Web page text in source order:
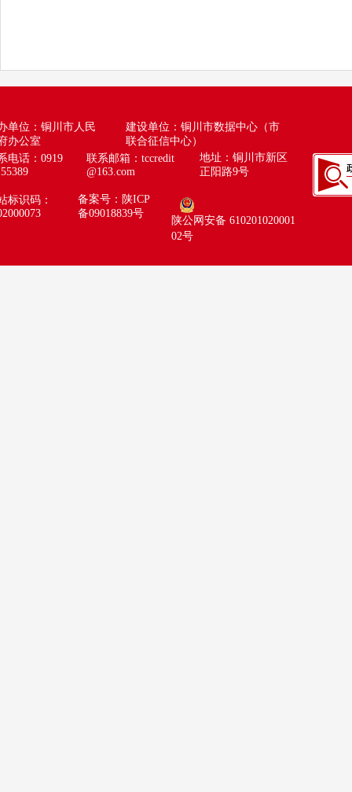
单位：铜川市人民
办公室
建设单位：铜川市数据中心（市
联合征信中心）
电话：0919
联系邮箱：tccredit
@163.com
地址：铜川市新区
正阳路9号
标识码：
备案号：陕ICP
备09018839号
陕公网安备 610201020001
02号